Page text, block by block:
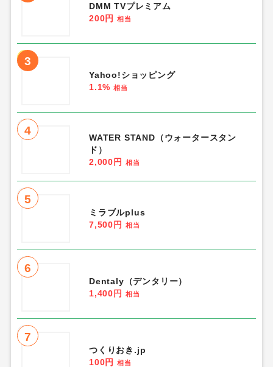
DMM TVプレミアム
200円 相当
3
Yahoo!ショッピング
1.1% 相当
4
WATER STAND（ウォータースタン
ド）
2,000円 相当
5
ミラブルplus
7,500円 相当
6
Dentaly（デンタリー）
1,400円 相当
7
つくりおき.jp
100円 相当